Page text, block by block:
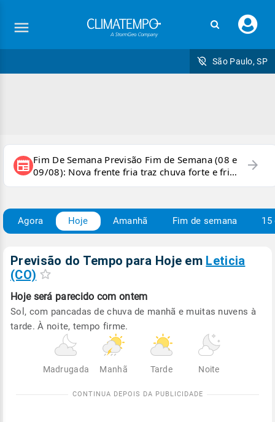
seu
São Paulo, SP
newspaper Fim De Semana Previsão Fim de Semana (08 e
09/08): Nova frente fria traz chuva forte e frio
para áreas do país
arrow_forward
Agora Hoje Amanhã Fim de semana 15
Previsão do Tempo para Hoje em Leticia
(CO)
Hoje será parecido com ontem
Sol, com pancadas de chuva de manhã e muitas nuvens à
tarde. À noite, tempo firme.
Madrugada Manhã Tarde Noite